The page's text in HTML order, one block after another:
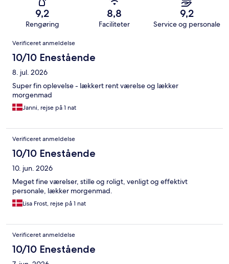
9,2
Rengøring
8,8
Faciliteter
9,2
Service og personale
Anmeldelser
Verificeret anmeldelse
10/10 Enestående
8. jul. 2026
Super fin oplevelse - lækkert rent værelse og lækker
morgenmad
Janni, rejse på 1 nat
Verificeret anmeldelse
10/10 Enestående
10. jun. 2026
Meget fine værelser, stille og roligt, venligt og effektivt
personale, lækker morgenmad.
Lisa Frost, rejse på 1 nat
Verificeret anmeldelse
10/10 Enestående